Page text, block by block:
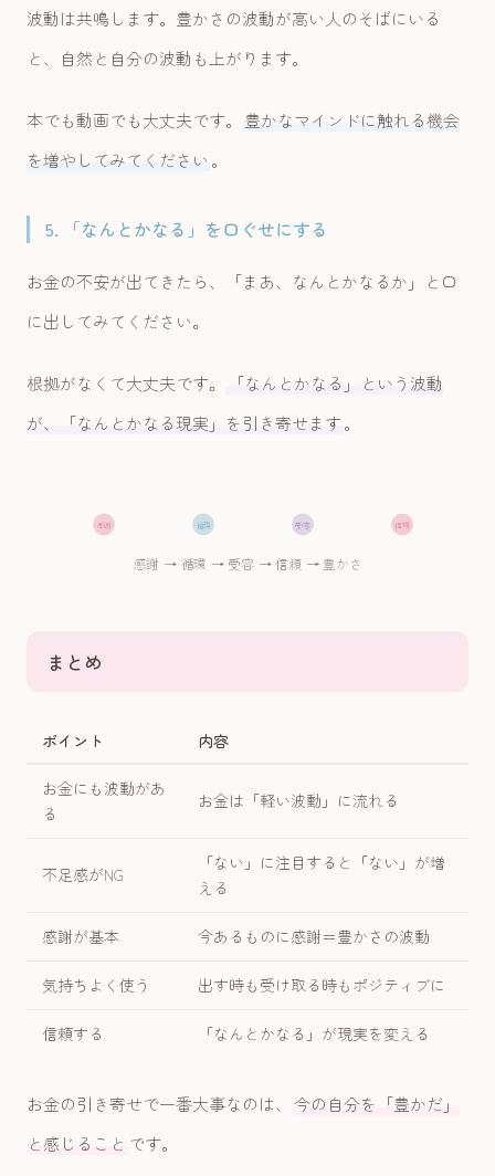
波動は共鳴します。豊かさの波動が高い人のそばにいる
と、自然と自分の波動も上がります。
本でも動画でも大丈夫です。
豊かなマインドに触れる機会
を増やしてみてください。
5. 「なんとかなる」を口ぐせにする
お金の不安が出てきたら、「まあ、なんとかなるか」と口
に出してみてください。
根拠がなくて大丈夫です。
「なんとかなる」という波動
が、「なんとかなる現実」を引き寄せます。
感謝 循環 受容 信頼
感謝 → 循環 → 受容 → 信頼 → 豊かさ
まとめ
ポイント 内容
お金にも波動があ
る
お金は「軽い波動」に流れる
不足感がNG
「ない」に注目すると「ない」が増
える
感謝が基本 今あるものに感謝＝豊かさの波動
気持ちよく使う 出す時も受け取る時もポジティブに
信頼する 「なんとかなる」が現実を変える
お金の引き寄せで一番大事なのは、 今の自分を「豊かだ」
と感じること です。